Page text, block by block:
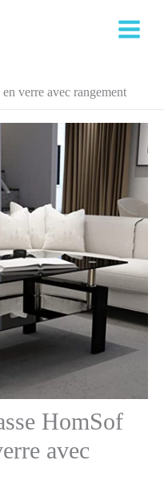
verre avec rangement
HomSof
avec